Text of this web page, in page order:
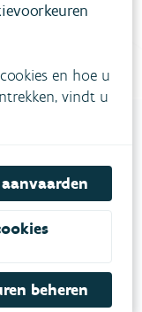
maken?
in op
en hoe u
vindt u
beheren